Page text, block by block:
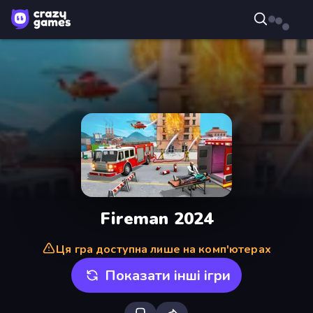
Fireman 2024
Ця гра доступна лише на комп'ютерах
Показати інші ігри